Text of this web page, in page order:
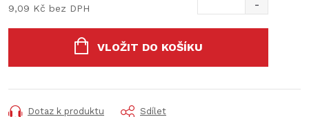
9,09 Kč bez DPH
VLOŽIT DO KOŠÍKU
Dotaz k produktu Sdílet